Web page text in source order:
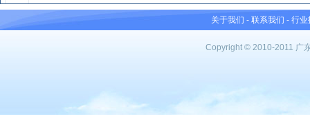
关于我们 - 联系我们 - 行业
Copyright © 2010-2011 广